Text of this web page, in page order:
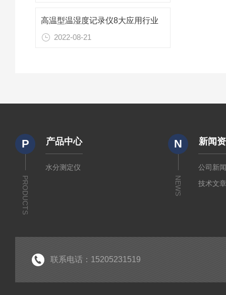
高温型温湿度记录仪8大应用行业
2022-08-21
P
PRODUCTS
产品中心
水分测定仪
N
NEWS
新闻
公司新
技术文
联系电话：15205231519